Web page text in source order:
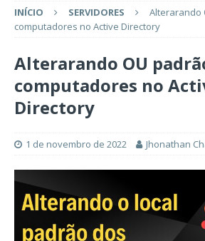
INÍCIO SERVIDORES
Alterarando
computadores no Active Directory
Alterarando OU
computadores no
Directory
1 de novembro de 2022 Jhonathan